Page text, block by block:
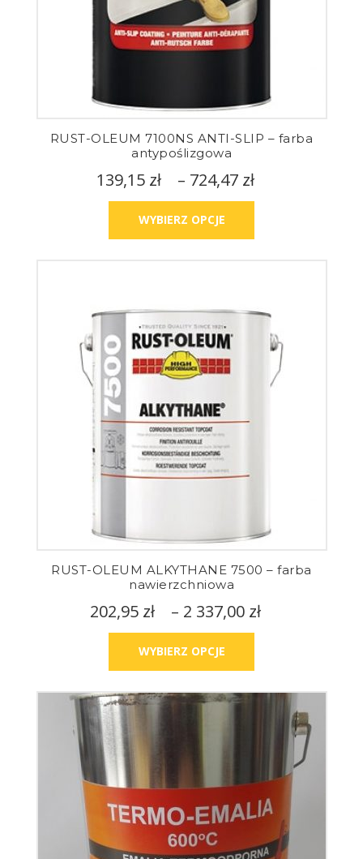
RUST-OLEUM 7100NS ANTI-SLIP – farba
antypoślizgowa
139,15 zł – 724,47 zł
WYBIERZ OPCJE
RUST-OLEUM ALKYTHANE 7500 – farba
nawierzchniowa
202,95 zł – 2 337,00 zł
WYBIERZ OPCJE